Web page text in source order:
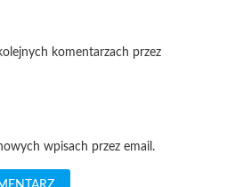
komentarzach przez
wpisach przez email.